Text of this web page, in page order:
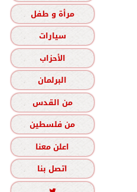
مرأة و طفل
سيارات
الأحزاب
البرلمان
من القدس
من فلسطين
اعلن معنا
اتصل بنا